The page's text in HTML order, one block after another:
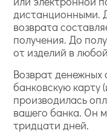
дистанционными.
возврата
получения. До
от изделий в
Возврат денежных
банковскую карту
производилась
вашего банка. Он
тридцати дней.